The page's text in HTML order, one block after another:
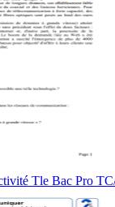
Tle Bac Pro